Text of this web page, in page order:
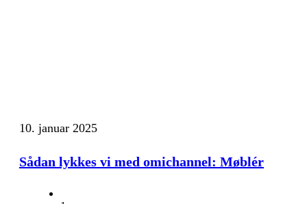
10. januar 2025
Sådan lykkes vi med omichannel: Møblér